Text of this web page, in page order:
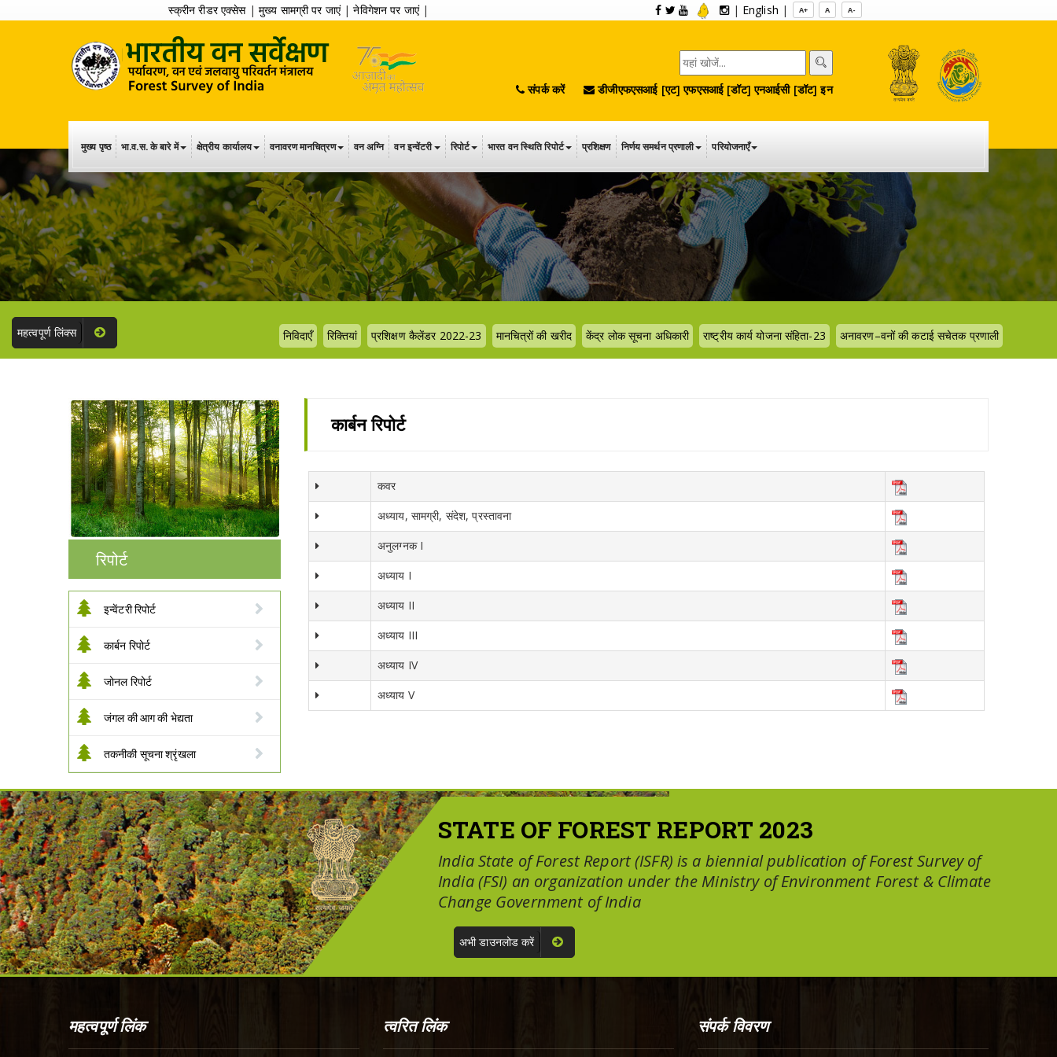
स्क्रीन रीडर एक्सेस|मुख्य सामग्री पर जाएं|नेविगेशन पर जाएं| | English | A+ A A-
संपर्क करें डीजीएफएसआई [एट] एफएसआई [डॉट] एनआईसी [डॉट] इन
मुख्य पृष्ठ भा.व.स. के बारे में क्षेत्रीय कार्यालय वनावरण मानचित्रण वन अग्नि वन इन्वेंटरी रिपोर्ट भारत वन स्थिति रिपोर्ट प्रशिक्षण निर्णय समर्थन प्रणाली परियोजनाएँ
महत्वपूर्ण लिंक्स निविदाएँ रिक्तियां प्रशिक्षण कैलेंडर 2022-23 मानचित्रों की खरीद केंद्र लोक सूचना अधिकारी राष्ट्रीय कार्य योजना संहिता-23 अनावरण–वनों की कटाई सचेतक प्रणाली
रिपोर्ट
इन्वेंटरी रिपोर्ट
कार्बन रिपोर्ट
जोनल रिपोर्ट
जंगल की आग की भेद्यता
तकनीकी सूचना श्रृंखला
कार्बन रिपोर्ट
कवर
अध्याय, सामग्री, संदेश, प्रस्तावना
अनुलग्नक I
अध्याय I
अध्याय II
अध्याय III
अध्याय IV
अध्याय V
STATE OF FOREST REPORT 2023
India State of Forest Report (ISFR) is a biennial publication of Forest Survey of
India (FSI) an organization under the Ministry of Environment Forest & Climate
Change Government of India
अभी डाउनलोड करें
महत्वपूर्ण लिंक त्वरित लिंक संपर्क विवरण